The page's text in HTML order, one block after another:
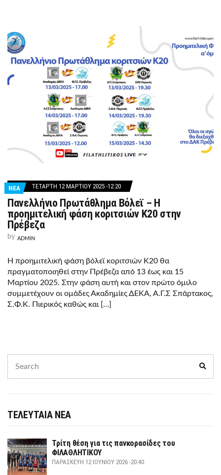
ΝΕΑ ΤΕΤΆΡΤΗ 12 ΜΑΡΤΊΟΥ 2025 -12:20
Πανελλήνιο Πρωτάθλημα Βόλεϊ – Η
προημιτελική φάση κοριτσιών Κ20 στην
Πρέβεζα
by ADMIN
Η προημιτελική φάση βόλεϊ κοριτσιών Κ20 θα
πραγματοποιηθεί στην Πρέβεζα από 13 έως και 15
Μαρτίου 2025. Στην φάση αυτή και στον πρώτο όμιλο
συμμετέχουν οι ομάδες Ακαδημίες ΔΕΚΑ, Α.Γ.Σ Σπάρτακος,
Σ.Φ.Κ. Πιερικός καθώς και […]
for:
ΤΕΛΕΥΤΑΙΑ ΝΕΑ
Τρίτη θέση για τις πανκορασίδες του
ΦΙΛΑΘΛΗΤΙΚΟΥ
ΠΑΡΑΣΚΕΥΉ 12 ΙΟΥΝΊΟΥ 2026 -20:40